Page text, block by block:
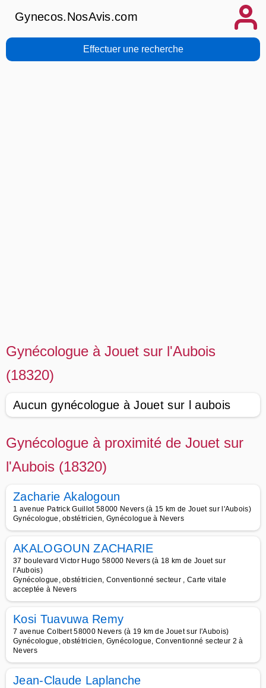
Gynecos.NosAvis.com
Effectuer une recherche
Gynécologue à Jouet sur l'Aubois
(18320)
Aucun gynécologue à Jouet sur l aubois
Gynécologue à proximité de Jouet sur
l'Aubois (18320)
Zacharie Akalogoun
1 avenue Patrick Guillot 58000 Nevers (à 15 km de Jouet sur l'Aubois)
Gynécologue, obstétricien, Gynécologue à Nevers
AKALOGOUN ZACHARIE
37 boulevard Victor Hugo 58000 Nevers (à 18 km de Jouet sur
l'Aubois)
Gynécologue, obstétricien, Conventionné secteur , Carte vitale
acceptée à Nevers
Kosi Tuavuwa Remy
7 avenue Colbert 58000 Nevers (à 19 km de Jouet sur l'Aubois)
Gynécologue, obstétricien, Gynécologue, Conventionné secteur 2 à
Nevers
Jean-Claude Laplanche